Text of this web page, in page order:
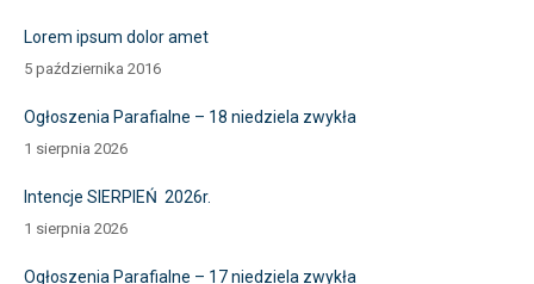
Lorem ipsum dolor amet
5 października 2016
Ogłoszenia Parafialne – 18 niedziela zwykła
1 sierpnia 2026
Intencje SIERPIEŃ 2026r.
1 sierpnia 2026
Ogłoszenia Parafialne – 17 niedziela zwykła